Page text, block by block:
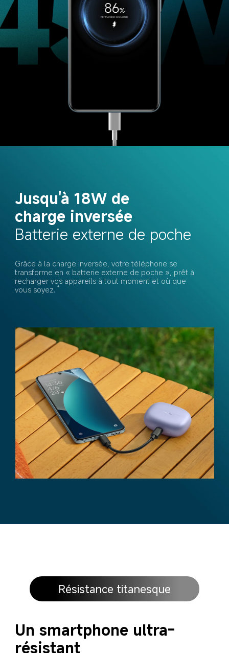
Jusqu'à 18W de
charge inversée
Batterie externe de poche
Grâce à la charge inversée, votre téléphone se
transforme en « batterie externe de poche », prêt à
recharger vos appareils à tout moment et où que
vous soyez.
4
Résistance titanesque
Un smartphone ultra-
résistant